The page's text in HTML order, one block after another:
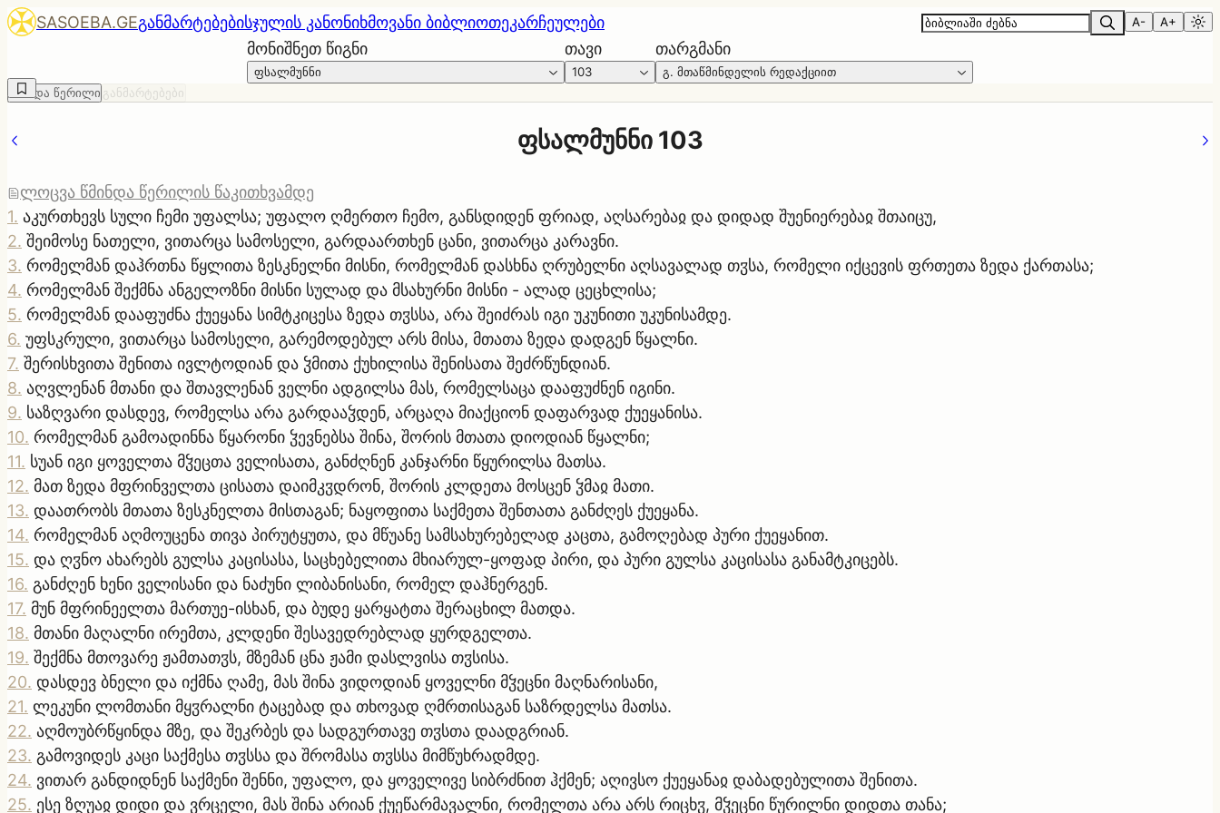
SASOEBA.GEგანმარტებებისჯულის კანონიხმოვანი ბიბლიოთეკარჩეულები A- A+
მონიშნეთ წიგნი
ფსალმუნნი
თავი
103
თარგმანი
გ. მთაწმინდელის რედაქციით
წმინდა წერილი განმარტებები
ფსალმუნნი 103
ლოცვა წმინდა წერილის წაკითხვამდე
1. აკურთხევს სული ჩემი უფალსა; უფალო ღმერთო ჩემო, განსდიდენ ფრიად, აღსარებაჲ და დიდად შუენიერებაჲ შთაიცუ,
2. შეიმოსე ნათელი, ვითარცა სამოსელი, გარდაართხენ ცანი, ვითარცა კარავნი.
3. რომელმან დაჰრთნა წყლითა ზესკნელნი მისნი, რომელმან დასხნა ღრუბელნი აღსავალად თჳსა, რომელი იქცევის ფრთეთა ზედა ქართასა;
4. რომელმან შექმნა ანგელოზნი მისნი სულად და მსახურნი მისნი - ალად ცეცხლისა;
5. რომელმან დააფუძნა ქუეყანა სიმტკიცესა ზედა თჳსსა, არა შეიძრას იგი უკუნითი უკუნისამდე.
6. უფსკრული, ვითარცა სამოსელი, გარემოდებულ არს მისა, მთათა ზედა დადგენ წყალნი.
7. შერისხვითა შენითა ივლტოდიან და ჴმითა ქუხილისა შენისათა შეძრწუნდიან.
8. აღვლენან მთანი და შთავლენან ველნი ადგილსა მას, რომელსაცა დააფუძნენ იგინი.
9. საზღვარი დასდევ, რომელსა არა გარდააჴდენ, არცაღა მიაქციონ დაფარვად ქუეყანისა.
10. რომელმან გამოადინნა წყარონი ჴევნებსა შინა, შორის მთათა დიოდიან წყალნი;
11. სუან იგი ყოველთა მჴეცთა ველისათა, განძღნენ კანჯარნი წყურილსა მათსა.
12. მათ ზედა მფრინველთა ცისათა დაიმკჳდრონ, შორის კლდეთა მოსცენ ჴმაჲ მათი.
13. დაათრობს მთათა ზესკნელთა მისთაგან; ნაყოფითა საქმეთა შენთათა განძღეს ქუეყანა.
14. რომელმან აღმოუცენა თივა პირუტყუთა, და მწუანე სამსახურებელად კაცთა, გამოღებად პური ქუეყანით.
15. და ღჳნო ახარებს გულსა კაცისასა, საცხებელითა მხიარულ-ყოფად პირი, და პური გულსა კაცისასა განამტკიცებს.
16. განძღენ ხენი ველისანი და ნაძუნი ლიბანისანი, რომელ დაჰნერგენ.
17. მუნ მფრინეელთა მართუე-ისხან, და ბუდე ყარყატთა შერაცხილ მათდა.
18. მთანი მაღალნი ირემთა, კლდენი შესავედრებლად ყურდგელთა.
19. შექმნა მთოვარე ჟამთათჳს, მზემან ცნა ჟამი დასლვისა თჳსისა.
20. დასდევ ბნელი და იქმნა ღამე, მას შინა ვიდოდიან ყოველნი მჴეცნი მაღნარისანი,
21. ლეკუნი ლომთანი მყჳრალნი ტაცებად და თხოვად ღმრთისაგან საზრდელსა მათსა.
22. აღმოუბრწყინდა მზე, და შეკრბეს და სადგურთავე თჳსთა დაადგრიან.
23. გამოვიდეს კაცი საქმესა თჳსსა და შრომასა თჳსსა მიმწუხრადმდე.
24. ვითარ განდიდნენ საქმენი შენნი, უფალო, და ყოველივე სიბრძნით ჰქმენ; აღივსო ქუეყანაჲ დაბადებულითა შენითა.
25. ესე ზღუაჲ დიდი და ვრცელი, მას შინა არიან ქუეწარმავალნი, რომელთა არა არს რიცხჳ, მჴეცნი წურილნი დიდთა თანა;